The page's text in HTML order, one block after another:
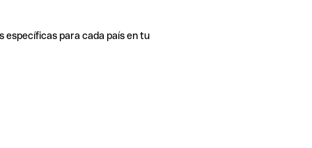
específicas para cada país en tu